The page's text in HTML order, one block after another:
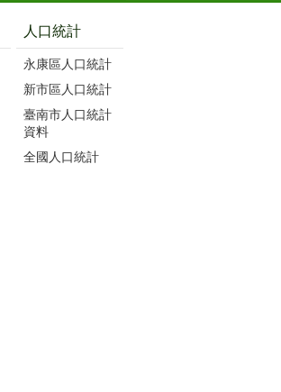
人口統計
永康區人口統計
新市區人口統計
臺南市人口統計
資料
全國人口統計